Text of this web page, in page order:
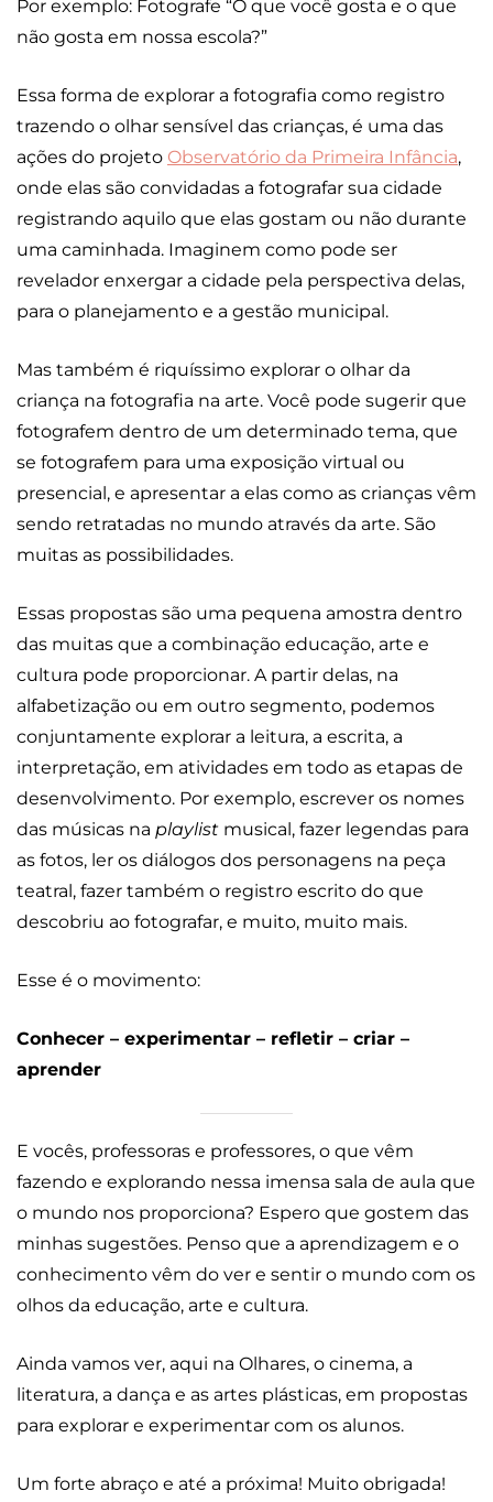
Por exemplo: Fotografe “O que você gosta e o que
não gosta em nossa escola?”
Essa forma de explorar a fotografia como registro
trazendo o olhar sensível das crianças, é uma das
ações do projeto Observatório da Primeira Infância,
onde elas são convidadas a fotografar sua cidade
registrando aquilo que elas gostam ou não durante
uma caminhada. Imaginem como pode ser
revelador enxergar a cidade pela perspectiva delas,
para o planejamento e a gestão municipal.
Mas também é riquíssimo explorar o olhar da
criança na fotografia na arte. Você pode sugerir que
fotografem dentro de um determinado tema, que
se fotografem para uma exposição virtual ou
presencial, e apresentar a elas como as crianças vêm
sendo retratadas no mundo através da arte. São
muitas as possibilidades.
Essas propostas são uma pequena amostra dentro
das muitas que a combinação educação, arte e
cultura pode proporcionar. A partir delas, na
alfabetização ou em outro segmento, podemos
conjuntamente explorar a leitura, a escrita, a
interpretação, em atividades em todo as etapas de
desenvolvimento. Por exemplo, escrever os nomes
das músicas na playlist musical, fazer legendas para
as fotos, ler os diálogos dos personagens na peça
teatral, fazer também o registro escrito do que
descobriu ao fotografar, e muito, muito mais.
Esse é o movimento:
Conhecer – experimentar – refletir – criar –
aprender
E vocês, professoras e professores, o que vêm
fazendo e explorando nessa imensa sala de aula que
o mundo nos proporciona? Espero que gostem das
minhas sugestões. Penso que a aprendizagem e o
conhecimento vêm do ver e sentir o mundo com os
olhos da educação, arte e cultura.
Ainda vamos ver, aqui na Olhares, o cinema, a
literatura, a dança e as artes plásticas, em propostas
para explorar e experimentar com os alunos.
Um forte abraço e até a próxima! Muito obrigada!